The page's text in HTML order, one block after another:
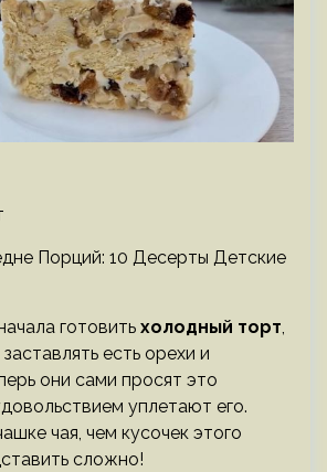
Порций: 10 Десерты Детские
готовить холодный торт,
есть орехи и
они сами просят это
уплетают его.
чая, чем кусочек этого
сложно!